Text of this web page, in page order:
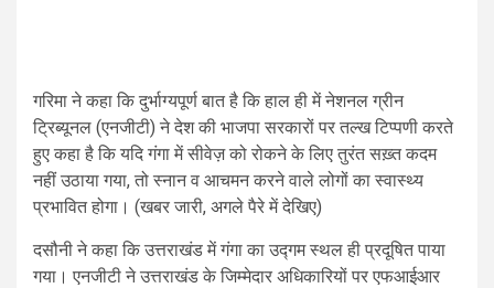
गरिमा ने कहा कि दुर्भाग्यपूर्ण बात है कि हाल ही में नेशनल ग्रीन
ट्रिब्यूनल (एनजीटी) ने देश की भाजपा सरकारों पर तल्ख टिप्पणी करते
हुए कहा है कि यदि गंगा में सीवेज़ को रोकने के लिए तुरंत सख़्त कदम
नहीं उठाया गया, तो स्नान व आचमन करने वाले लोगों का स्वास्थ्य
प्रभावित होगा। (खबर जारी, अगले पैरे में देखिए)
दसौनी ने कहा कि उत्तराखंड में गंगा का उद्गम स्थल ही प्रदूषित पाया
गया। एनजीटी ने उत्तराखंड के जिम्मेदार अधिकारियों पर एफआईआर